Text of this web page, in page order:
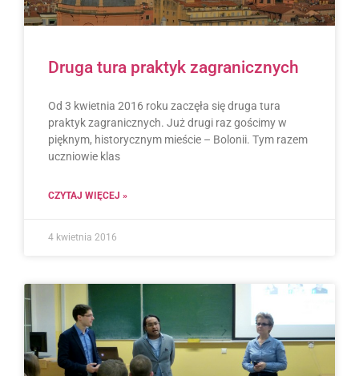
Druga tura praktyk zagranicznych
Od 3 kwietnia 2016 roku zaczęła się druga tura
praktyk zagranicznych. Już drugi raz gościmy w
pięknym, historycznym mieście – Bolonii. Tym razem
uczniowie klas
CZYTAJ WIĘCEJ »
4 kwietnia 2016